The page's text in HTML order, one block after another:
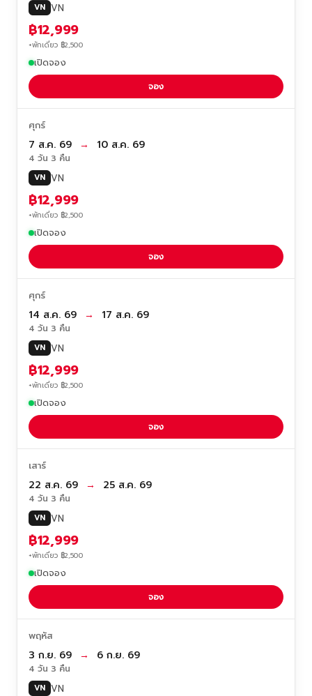
VN VN
฿12,999
+พักเดี่ยว ฿2,500
เปิดจอง
จอง
ศุกร์
7 ส.ค. 69 → 10 ส.ค. 69
4 วัน 3 คืน
VN VN
฿12,999
+พักเดี่ยว ฿2,500
เปิดจอง
จอง
ศุกร์
14 ส.ค. 69 → 17 ส.ค. 69
4 วัน 3 คืน
VN VN
฿12,999
+พักเดี่ยว ฿2,500
เปิดจอง
จอง
เสาร์
22 ส.ค. 69 → 25 ส.ค. 69
4 วัน 3 คืน
VN VN
฿12,999
+พักเดี่ยว ฿2,500
เปิดจอง
จอง
พฤหัส
3 ก.ย. 69 → 6 ก.ย. 69
4 วัน 3 คืน
VN VN